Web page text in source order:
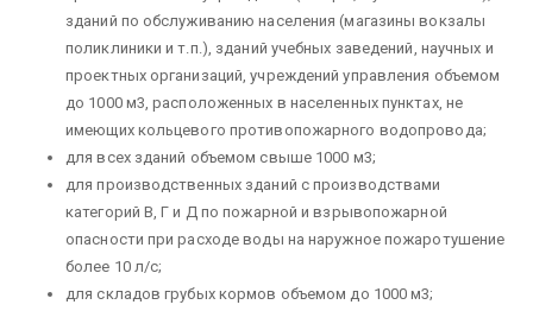
зданий по обслуживанию населения (магазины вокзалы
поликлиники и т.п.), зданий учебных заведений, научных и
проектных организаций, учреждений управления объемом
до 1000 м3, расположенных в населенных пунктах, не
имеющих кольцевого противопожарного водопровода;
для всех зданий объемом свыше 1000 м3;
для производственных зданий с производствами
категорий В, Г и Д по пожарной и взрывопожарной
опасности при расходе воды на наружное пожаротушение
более 10 л/с;
для складов грубых кормов объемом до 1000 м3;